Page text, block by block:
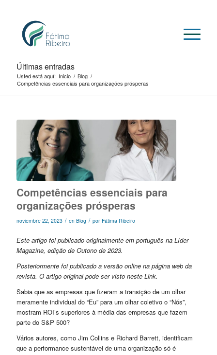
Últimas entradas
Usted está aquí: Inicio / Blog /
Competências essenciais para organizações prósperas
Competências essenciais para
organizações prósperas
noviembre 22, 2023 / en Blog / por Fátima Ribeiro
Este artigo foi publicado originalmente em português na Líder
Magazine, edição de Outono de 2023.
Posteriormente foi publicado a versão online na página web da
revista. O artigo original pode ser visto neste Link.
Sabia que as empresas que fizeram a transição de um olhar
meramente individual do “Eu” para um olhar coletivo o “Nós”,
mostram ROI’s superiores à média das empresas que fazem
parte do S&P 500?
Vários autores, como Jim Collins e Richard Barrett, identificam
que a performance sustentável de uma organização só é